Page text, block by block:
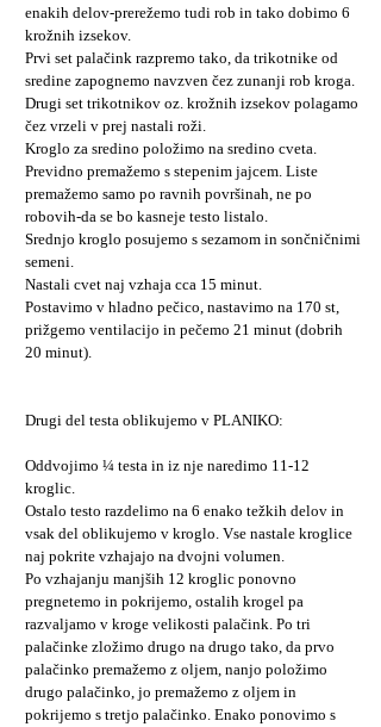
enakih delov-prerežemo tudi rob in tako dobimo 6
krožnih izsekov.
Prvi set palačink razpremo tako, da trikotnike od
sredine zapognemo navzven čez zunanji rob kroga.
Drugi set trikotnikov oz. krožnih izsekov polagamo
čez vrzeli v prej nastali roži.
Kroglo za sredino položimo na sredino cveta.
Previdno premažemo s stepenim jajcem. Liste
premažemo samo po ravnih površinah, ne po
robovih-da se bo kasneje testo listalo.
Srednjo kroglo posujemo s sezamom in sončničnimi
semeni.
Nastali cvet naj vzhaja cca 15 minut.
Postavimo v hladno pečico, nastavimo na 170 st,
prižgemo ventilacijo in pečemo 21 minut (dobrih
20 minut).
Drugi del testa oblikujemo v PLANIKO:
Oddvojimo ¼ testa in iz nje naredimo 11-12
kroglic.
Ostalo testo razdelimo na 6 enako težkih delov in
vsak del oblikujemo v kroglo. Vse nastale kroglice
naj pokrite vzhajajo na dvojni volumen.
Po vzhajanju manjših 12 kroglic ponovno
pregnetemo in pokrijemo, ostalih krogel pa
razvaljamo v kroge velikosti palačink. Po tri
palačinke zložimo drugo na drugo tako, da prvo
palačinko premažemo z oljem, nanjo položimo
drugo palačinko, jo premažemo z oljem in
pokrijemo s tretjo palačinko. Enako ponovimo s